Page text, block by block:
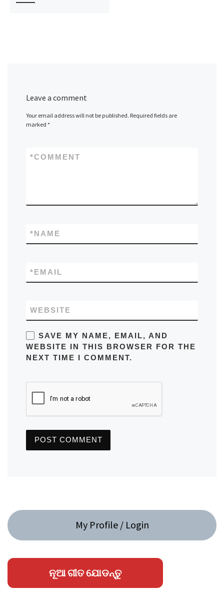
Leave a comment
Your email address will not be published. Required fields are
marked *
COMMENT
*
NAME
*
EMAIL
*
WEBSITE
SAVE MY NAME, EMAIL, AND
WEBSITE IN THIS BROWSER FOR THE
NEXT TIME I COMMENT.
My Profile / Login
ନୂଆ ଗୀତ ଯୋଡନ୍ତୁ